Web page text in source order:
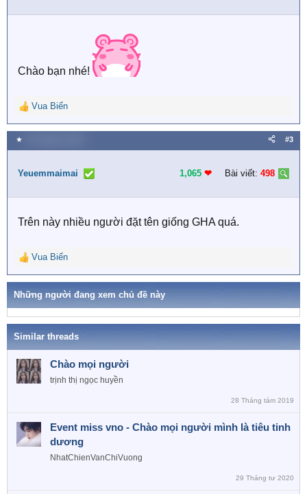
n
Chào bạn nhé!
R
e
a
c
i
n
:
Vua Biển
★ #3
Yeuemmaimai 1,065 ❤︎ Bài viết: 498
Trên này nhiều người đặt tên giống GHA quá.
R
e
c
t
i
o
n
s
:
Vua Biển
Những người đang xem chủ đề này
Similar threads
Chào mọi người
trịnh thị ngọc huyền
28 Tháng tám 2019
Event miss vno - Chào mọi người mình là tiêu tinh
dương
NhatChienVanChiVuong
29 Tháng tư 2020